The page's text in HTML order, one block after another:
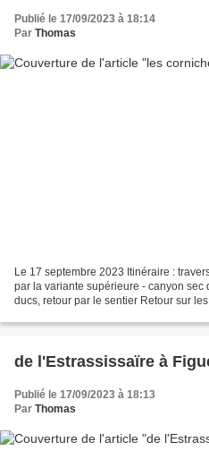
Publié le 17/09/2023 à 18:14
Par Thomas
Le 17 septembre 2023 Itinéraire :
par la variante supérieure - canyon
ducs, retour par le sentier Retour sur
de l'Estrassissaïre à
Publié le 17/09/2023 à 18:13
Par Thomas